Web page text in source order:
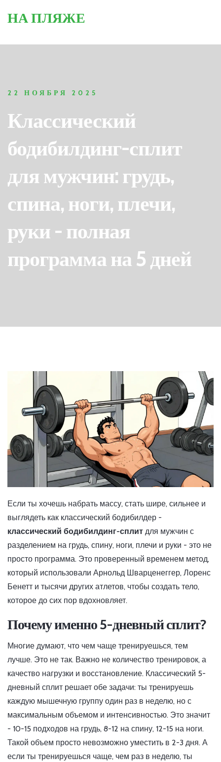
НА ПЛЯЖЕ
22 НОЯБРЯ 2025
Классический
бодибилдинг-сплит
для мужчин: грудь,
спина, ноги, плечи,
руки - полная
программа на 5 дней
Если ты хочешь набрать массу, стать шире, сильнее и
выглядеть как классический бодибилдер -
классический бодибилдинг-сплит для мужчин с
разделением на грудь, спину, ноги, плечи и руки - это не
просто программа. Это проверенный временем метод,
который использовали Арнольд Шварценеггер, Лоренс
Бенетт и тысячи других атлетов, чтобы создать тело,
которое до сих пор вдохновляет.
Почему именно 5-дневный сплит?
Многие думают, что чем чаще тренируешься, тем
лучше. Это не так. Важно не количество тренировок, а
качество нагрузки и восстановление. Классический 5-
дневный сплит решает обе задачи: ты тренируешь
каждую мышечную группу один раз в неделю, но с
максимальным объемом и интенсивностью. Это значит
- 10-15 подходов на грудь, 8-12 на спину, 12-15 на ноги.
Такой объем просто невозможно уместить в 2-3 дня. А
если ты тренируешься чаще, чем раз в неделю, ты